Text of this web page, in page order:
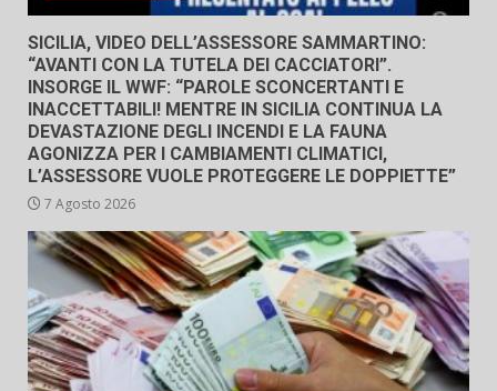
SICILIA, VIDEO DELL’ASSESSORE SAMMARTINO:
“AVANTI CON LA TUTELA DEI CACCIATORI”.
INSORGE IL WWF: “PAROLE SCONCERTANTI E
INACCETTABILI! MENTRE IN SICILIA CONTINUA LA
DEVASTAZIONE DEGLI INCENDI E LA FAUNA
AGONIZZA PER I CAMBIAMENTI CLIMATICI,
L’ASSESSORE VUOLE PROTEGGERE LE DOPPIETTE”
7 Agosto 2026